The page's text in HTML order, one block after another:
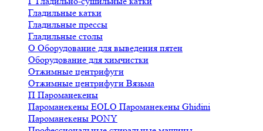
Гладильные катки
Гладильные прессы
Гладильные столы
О Оборудование для выведения пятен
Оборудование для химчистки
Отжимные центрифуги
Отжимные центрифуги Вязьма
П Пароманекены
Пароманекены EOLO Пароманекены Ghidini
Пароманекены PONY